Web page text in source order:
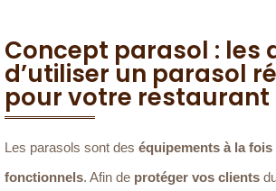
Concept parasol : les
d’utiliser un parasol
pour votre restaurant
Les parasols sont des équipements à la
fonctionnels. Afin de protéger vos clients